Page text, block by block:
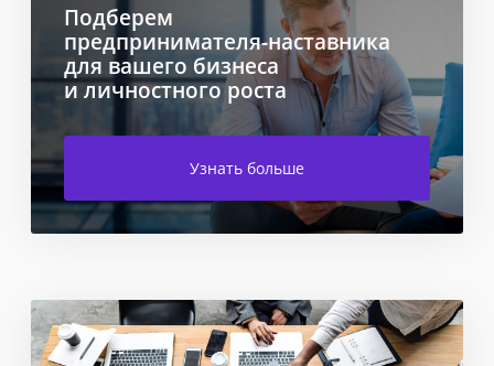
Подберем
предпринимателя-наставника
для вашего бизнеса
и личностного роста
Узнать больше